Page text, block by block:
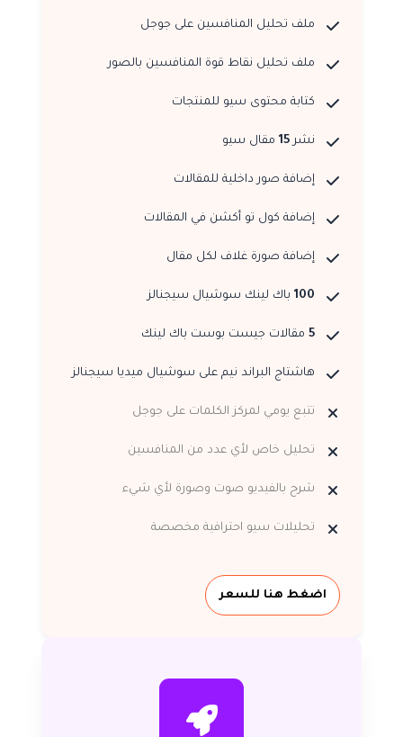
ملف تحليل المنافسين على جوجل
ملف تحليل نقاط قوة المنافسين بالصور
كتابة محتوى سيو للمنتجات
نشر15 مقال سيو
إضافة صور داخلية للمقالات
إضافة كول تو أكشن في المقالات
إضافة صورة غلاف لكل مقال
100 باك لينك سوشيال سيجنالز
5مقالات جيست بوست باك لينك
هاشتاج البراند نيم على سوشيال ميديا سيجنالز
تتبع يومي لمركز الكلمات على جوجل
تحليل خاص لأي عدد من المنافسين
شرح بالفيديو صوت وصورة لأي شيء
تحليلات سيو احترافية مخصصة
اضغط هنا للسعر